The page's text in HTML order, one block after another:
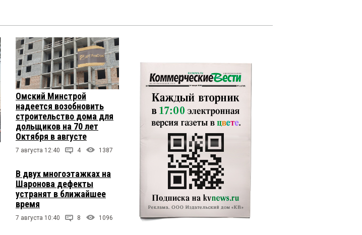
Омский Минстрой
надеется возобновить
строительство дома для
дольщиков на 70 лет
Октября в августе
7 августа 12:40 4 1387
В двух многоэтажках на
Шаронова дефекты
устранят в ближайшее
время
7 августа 10:40 8 1096